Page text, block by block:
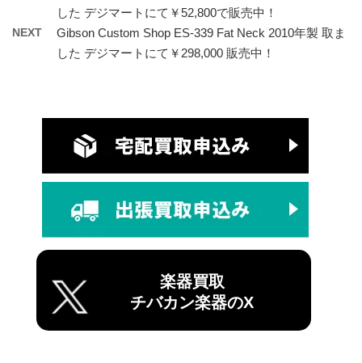
した デジマートにて￥52,800で販売中！
NEXT
Gibson Custom Shop ES-339 Fat Neck 2010年製 取ま
した デジマートにて￥298,000 販売中！
楽器買取
チバカン楽器のX